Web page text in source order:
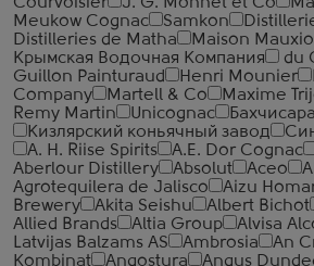
Meukow Cognac
Samkon
Distilleries de Matha
Maison
Крымская Водочная Компания
du
Guillon Painturaud
Henri Mounier
Company
Martell & Co Maxime
Remy Martin
Unicognac
Кизлярский коньячный завод
A. H. Riise Spirits
A.E. Dor Cognac
Aberlour Distillery
Absolut Aceo
Agrotequilera de Jalisco
Aizu
Brewery
Akita Seishu Albert Bichot
Allied Brands
Altia Group Alvisa
Latvijas Balzams AS
Ambrosia An
Kombinat
Angostura Angus